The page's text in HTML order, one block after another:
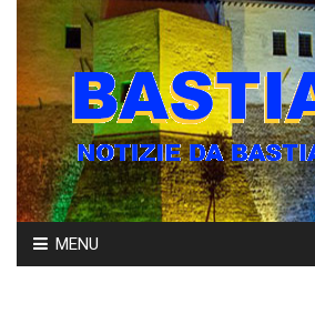
Skip
to
MENU